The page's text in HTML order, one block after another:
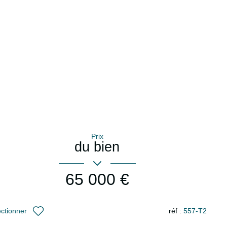
Prix
du bien
65 000 €
réf : 557-T2